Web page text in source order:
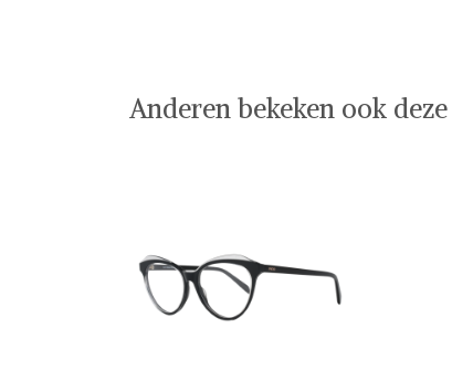
Anderen bekeken ook